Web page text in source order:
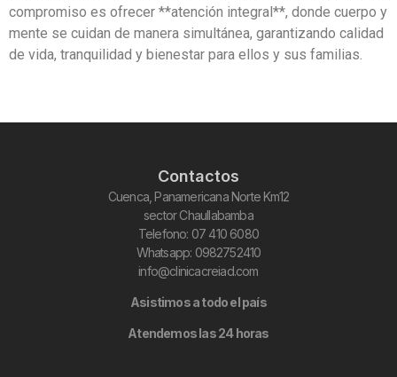
compromiso es ofrecer **atención integral**, donde cuerpo y
mente se cuidan de manera simultánea, garantizando calidad
de vida, tranquilidad y bienestar para ellos y sus familias.
Contactos
Cuenca, Panamericana Norte Km12
sector Chaullabamba
Telefono: 07 410 6080
Whatsapp: 0982752410
info@clinicacreiad.com
Asistimos a todo el país
Atendemos las 24 horas